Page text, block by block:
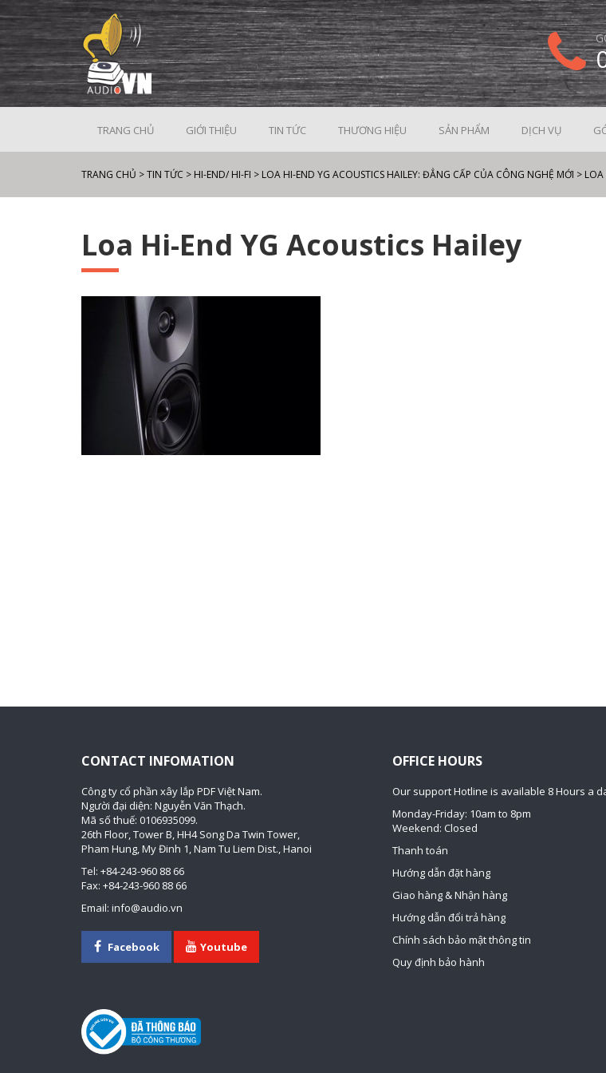
TRANG CHỦ GIỚI THIỆU TIN TỨC THƯƠNG HIỆU SẢN PHẨM DỊCH VỤ
TRANG CHỦ >TIN TỨC > HI-END/ HI-FI > LOA HI-END YG ACOUSTICS HAILEY: ĐẲNG CẤP CỦA CÔNG NGHỆ MỚI > LOA
Loa Hi-End YG Acoustics Hailey
CONTACT INFOMATION
Công ty cổ phần xây lắp PDF Việt Nam.
Người đại diện: Nguyễn Văn Thạch.
Mã số thuế: 0106935099.
26th Floor, Tower B, HH4 Song Da Twin Tower,
Pham Hung, My Đinh 1, Nam Tu Liem Dist., Hanoi
Tel: +84-243-960 88 66
Fax: +84-243-960 88 66
Email: info@audio.vn
Facebook Youtube
OFFICE HOURS
Our support Hotline is available 8 Hours a
Monday-Friday: 10am to 8pm
Weekend: Closed
Thanh toán
Hướng dẫn đặt hàng
Giao hàng & Nhận hàng
Hướng dẫn đổi trả hàng
Chính sách bảo mật thông tin
Quy định bảo hành